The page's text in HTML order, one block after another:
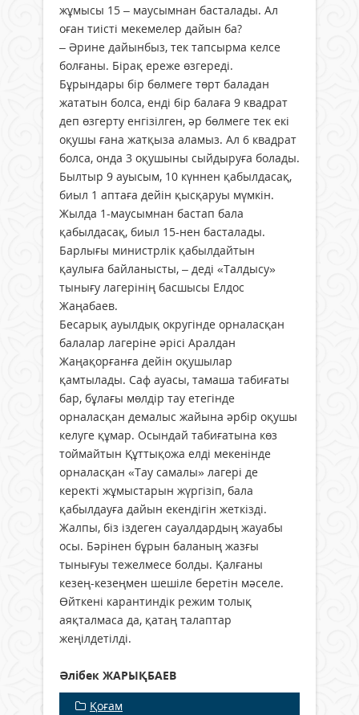
жұмысы 15 – маусымнан басталады. Ал
оған тиісті мекемелер дайын ба?
– Әрине дайынбыз, тек тапсырма келсе
болғаны. Бірақ ереже өзгереді.
Бұрындары бір бөлмеге төрт баладан
жататын болса, енді бір балаға 9 квадрат
деп өзгерту енгізілген, әр бөлмеге тек екі
оқушы ғана жатқыза аламыз. Ал 6 квадрат
болса, онда 3 оқушыны сыйдыруға болады.
Былтыр 9 ауысым, 10 күннен қабылдасақ,
биыл 1 аптаға дейін қысқаруы мүм­кін.
Жылда 1-маусымнан бастап бала
қабылдасақ, биыл 15-нен басталады.
Барлығы министрлік қа­был­дайтын
қаулыға байланысты, – деді «Талдысу»
тынығу лагерінің басшысы Елдос
Жаңабаев.
Бесарық ауылдық округінде орна­ласқан
балалар лагеріне әрісі Аралдан
Жаңақорғанға дейін оқу­шылар
қамтылады. Саф ауасы, тамаша табиғаты
бар, бұлағы мөлдір тау етегінде
орналасқан демалыс жайына әрбір оқушы
келуге құмар. Осындай табиғатына көз
тоймайтын Құттықожа елді мекенінде
орна­ласқан «Тау самалы» лагері де
керекті жұмыстарын жүргізіп, бала
қабылдауға дайын екендігін жеткізді.
Жалпы, біз іздеген сауалдардың жауабы
осы. Бәрінен бұрын баланың жазғы
тынығуы тежелмесе болды. Қалғаны
кезең-кезеңмен шешіле беретін мәселе.
Өйткені карантиндік режим толық
аяқталмаса да, қатаң талаптар
жеңілдетілді.
Әлібек ЖАРЫҚБАЕВ
Қоғам